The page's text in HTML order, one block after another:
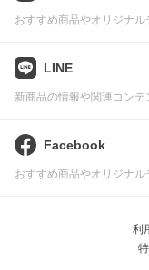
おすすめ商品やオリジナ
LINE
新商品の情報や関連コンテ
Facebook
おすすめ商品やオリジナ
利